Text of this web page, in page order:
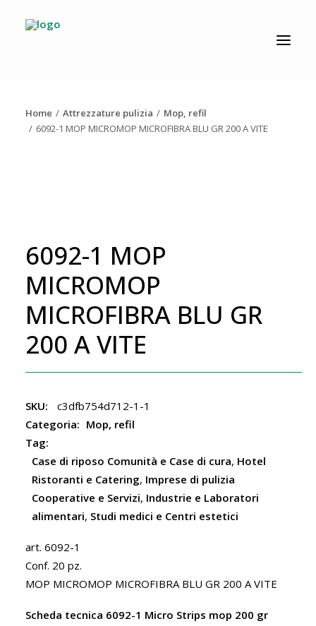
AZIENDA
Ricerca
Home Attrezzature pulizia
Mop, refil
6092-1 MOP MICROMOP MICROFIBRA BLU GR 200 A VITE
6092-1 MOP
MICROMOP
MICROFIBRA BLU GR
200 A VITE
SKU:
c3dfb754d712-1-1
Categoria: Mop, refil
Tag:
Case di riposo Comunità e Case di cura, Hotel
Ristoranti e Catering, Imprese di pulizia
Cooperative e Servizi, Industrie e Laboratori
alimentari, Studi medici e Centri estetici
art. 6092-1
Conf. 20 pz.
MOP MICROMOP MICROFIBRA BLU GR 200 A VITE
Scheda tecnica 6092-1 Micro Strips mop 200 gr